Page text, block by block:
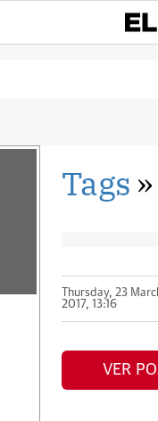
Tags »
Thursday, 23
2017, 13:16
VER